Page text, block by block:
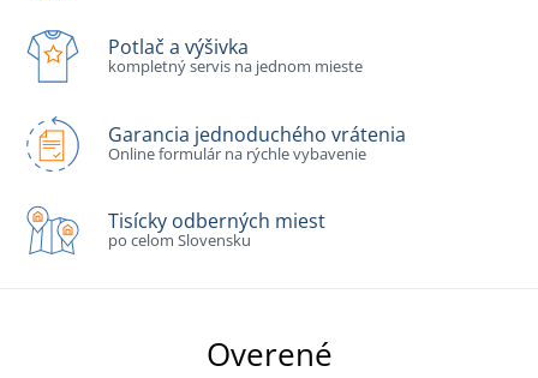
Potlač a výšivka
kompletný servis na jednom mieste
Garancia jednoduchého vrátenia
Online formulár na rýchle vybavenie
Tisícky odberných miest
po celom Slovensku
Overené